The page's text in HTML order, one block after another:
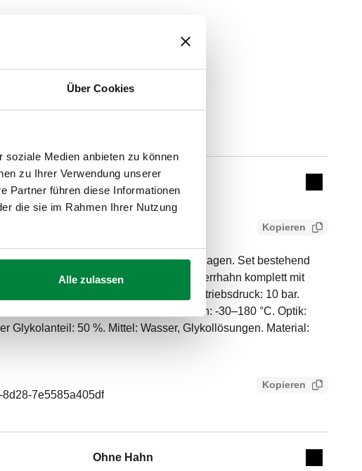
Über Cookies
Medien anbieten zu können
zu Ihrer Verwendung unserer
Partner führen diese Informationen
die sie im Rahmen Ihrer Nutzung
Alle zulassen
Ohne Hahn
Collapse
Kopieren
Schnellentlüfter für Solaranlagen. Set bestehend
für Solaranlagen; - Absperrhahn komplett mit
G 3/8" A (ISO 228-1) AG. Maximaler Betriebsdruck: 10 bar.
5 bar. Mittlerer Temperaturbereich: -30–180 °C. Optik:
Glykolanteil: 50 %. Mittel: Wasser, Glykollösungen. Material:
7e5585a405df
Kopieren
Ohne Hahn
Expand